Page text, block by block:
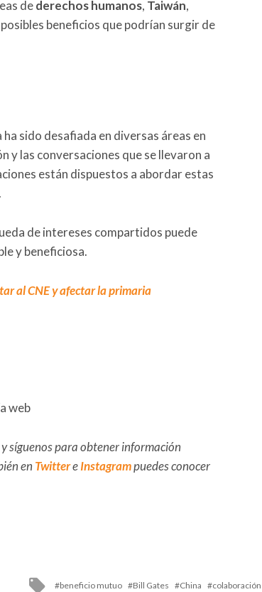
dederechoshumanos, Taiwán,
beneficios que podrían surgir de
sido desafiada en diversas áreas en
y las conversaciones que se llevaron a
están dispuestos a abordar estas
de intereses compartidos puede
y beneficiosa.
al CNE y afectar la primaria
web
y síguenos para obtener información
en TwittereInstagrampuedes conocer
Tagged
beneficio mutuo Bill Gates China
colaboración